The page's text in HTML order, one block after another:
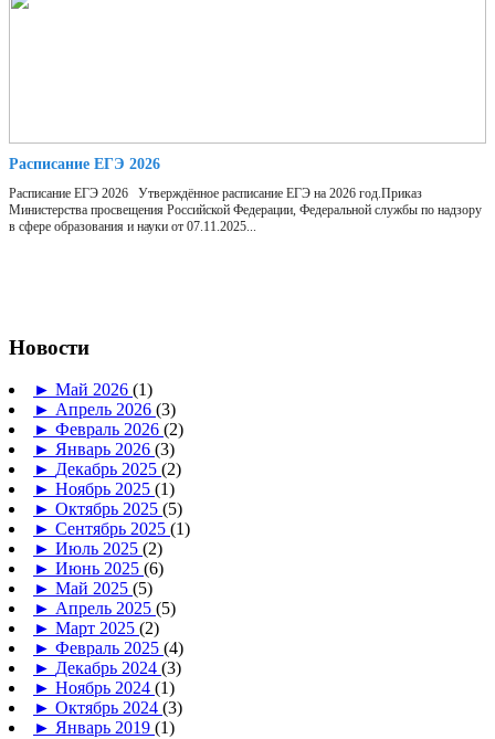
Расписание ЕГЭ 2026
Расписание ЕГЭ 2026 Утверждённое расписание ЕГЭ на 2026 год.Приказ
Министерства просвещения Российской Федерации, Федеральной службы по надзору
в сфере образования и науки от 07.11.2025...
Новости
► Май 2026 (1)
► Апрель 2026 (3)
► Февраль 2026 (2)
► Январь 2026 (3)
► Декабрь 2025 (2)
► Ноябрь 2025 (1)
► Октябрь 2025 (5)
► Сентябрь 2025 (1)
► Июль 2025 (2)
► Июнь 2025 (6)
► Май 2025 (5)
► Апрель 2025 (5)
► Март 2025 (2)
► Февраль 2025 (4)
► Декабрь 2024 (3)
► Ноябрь 2024 (1)
► Октябрь 2024 (3)
► Январь 2019 (1)